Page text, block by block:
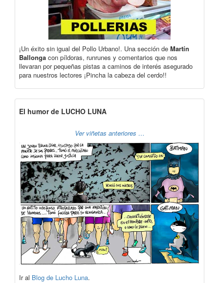
¡Un éxito sin igual del Pollo Urbano!. Una sección de Martín
Ballonga con píldoras, runrunes y comentarios que nos
llevaran por pequeñas pistas a caminos de interés asegurado
para nuestros lectores ¡Pincha la cabeza del cerdo!!
El humor de LUCHO LUNA
Ver viñetas anteriores …
Ir al Blog de Lucho Luna.